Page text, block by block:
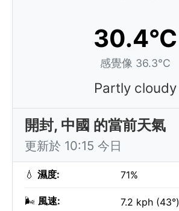
30.4°C
感覺像 36.3°C
Partly cloudy
開封, 中國 的當前天氣
更新於 10:15 今日
💧 濕度: 71%
🌬️ 風速: 7.2 kph (43°)